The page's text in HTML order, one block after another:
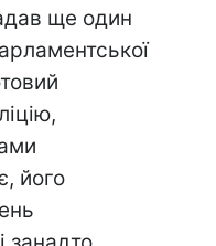
ще один
його